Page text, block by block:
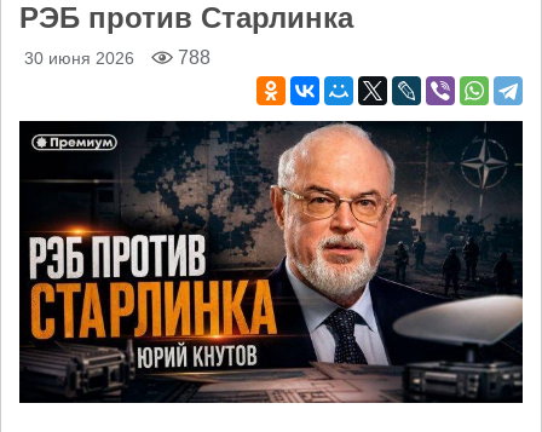
РЭБ против Старлинка
30 июня 2026 788